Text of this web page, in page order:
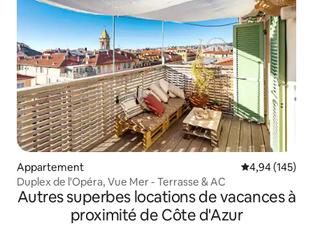
Appartement Évaluation
4,94 (145)
Duplex de l'Opéra, Vue Mer - Terrasse & AC
Autres superbes locations de vacances à
proximité de Côte d'Azur